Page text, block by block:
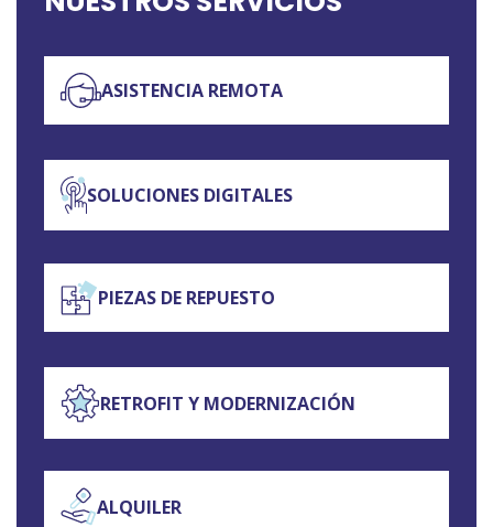
ASISTENCIA REMOTA
SOLUCIONES DIGITALES
PIEZAS DE REPUESTO
RETROFIT Y MODERNIZACIÓN
ALQUILER